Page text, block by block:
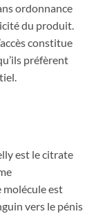
ordonnance
du produit.
constitue
préfèrent
est le citrate
molécule est
vers le pénis